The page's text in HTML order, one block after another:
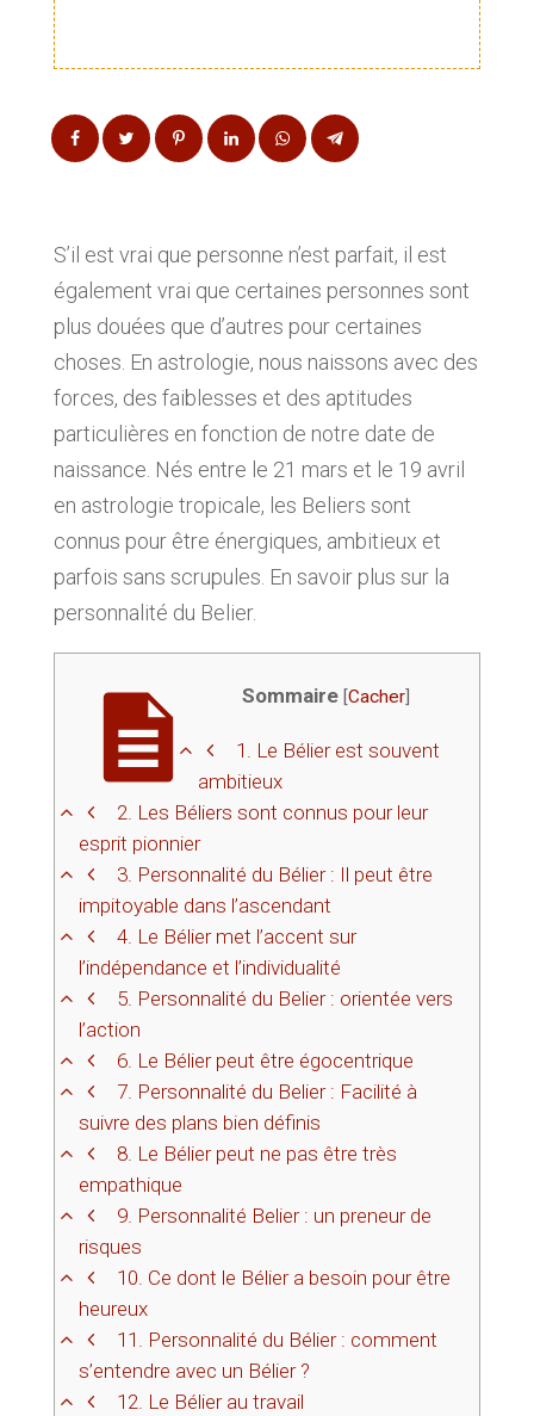
S’il est vrai que personne n’est parfait, il est
également vrai que certaines personnes sont
plus douées que d’autres pour certaines
choses. En astrologie, nous naissons avec des
forces, des faiblesses et des aptitudes
particulières en fonction de notre date de
naissance. Nés entre le 21 mars et le 19 avril
en astrologie tropicale, les Beliers sont
connus pour être énergiques, ambitieux et
parfois sans scrupules. En savoir plus sur la
personnalité du Belier.
Sommaire [Cacher]
1. Le Bélier est souvent
ambitieux
2. Les Béliers sont connus pour leur
esprit pionnier
3. Personnalité du Bélier : Il peut être
impitoyable dans l’ascendant
4. Le Bélier met l’accent sur
l’indépendance et l’individualité
5. Personnalité du Belier : orientée vers
l’action
6. Le Bélier peut être égocentrique
7. Personnalité du Belier : Facilité à
suivre des plans bien définis
8. Le Bélier peut ne pas être très
empathique
9. Personnalité Belier : un preneur de
risques
10. Ce dont le Bélier a besoin pour être
heureux
11. Personnalité du Bélier : comment
s’entendre avec un Bélier ?
12. Le Bélier au travail